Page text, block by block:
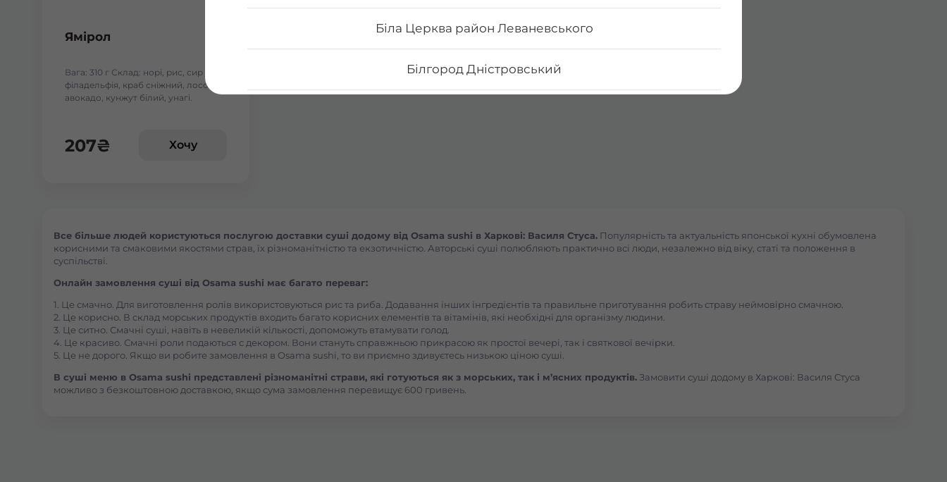
Біла Церква район Леваневського
Білгород Дністровський
Бровари Бульвар Незалежності Масив
Броди
Буча
Вараш
Ямірол
Вага: 310 г Склад: норі, рис, сир
філадельфія, краб сніжний, лосось,
авокадо, кунжут білий, унагі.
207₴ Хочу
Все більше людей користуються послугою доставки суші додому від Osama sushi в Харкові: Василя Стуса. Популярність та актуальність японської кухні обумовлена
корисними та смаковими якостями страв, їх різноманітністю та екзотичністю. Авторські суші полюбляють практично всі люди, незалежно від віку, статі та положення в
суспільстві.
Онлайн замовлення суші від Osama sushi має багато переваг:
1. Це смачно. Для виготовлення ролів використовуються рис та риба. Додавання інших інгредієнтів та правильне приготування робить страву неймовірно смачною.
2. Це корисно. В склад морських продуктів входить багато корисних елементів та вітамінів, які необхідні для організму людини.
3. Це ситно. Смачні суші, навіть в невеликій кількості, допоможуть втамувати голод.
4. Це красиво. Смачні роли подаються с декором. Вони стануть справжньою прикрасою як простої вечері, так і святкової вечірки.
5. Це не дорого. Якщо ви робите замовлення в Osama sushi, то ви приємно здивуєтесь низькою ціною суші.
В суші меню в Osama sushi представлені різноманітні страви, які готуються як з морських, так і м’ясних продуктів. Замовити суші додому в Харкові: Василя Стуса
можливо з безкоштовною доставкою, якщо сума замовлення перевищує 600 гривень.